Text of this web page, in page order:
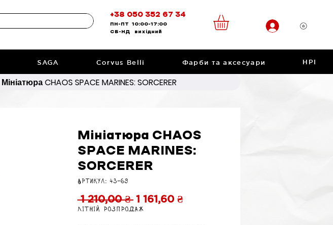
+38 050 352 67 34
ПН-ПТ 10:00-17:00
CБ-НД вихідний
SAGA Corvus Belli Фарби та аксесуари НРІ
Мініатюра CHAOS SPACE MARINES: SORCERER
Мініатюра CHAOS
SPACE MARINES:
SORCERER
Артикул: 43-69
1 210,00 ₴ Звичайна
ціна
1 161,60 ₴За
Літній розпродаж